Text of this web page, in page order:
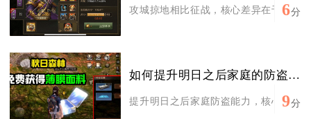
攻城掠地相比征战，核心差异在于强资
6分
如何提升明日之后家庭的防盗能力
提升明日之后家庭防盗能力，核心在于
9分